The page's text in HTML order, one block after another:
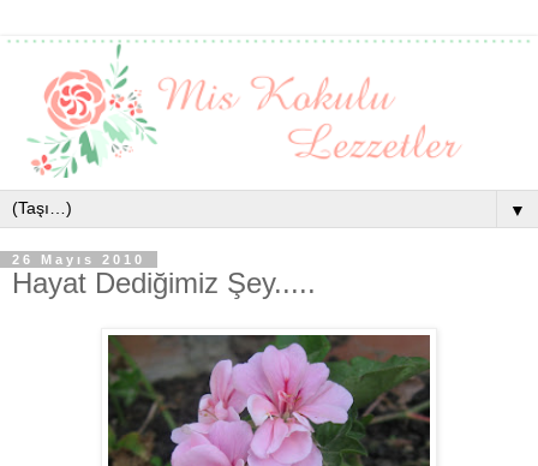
▼
26 Mayıs 2010
Hayat Dediğimiz Şey.....